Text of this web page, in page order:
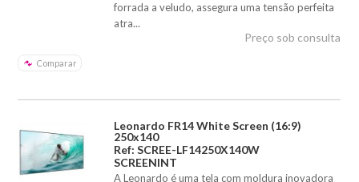
forrada a veludo, assegura uma tensão perfeita
atra...
Comparar
Preço sob consulta
Leonardo FR14 White Screen (16:9)
250x140
Ref: SCREE-LF14250X140W
SCREENINT
A Leonardo é uma tela com moldura inovadora